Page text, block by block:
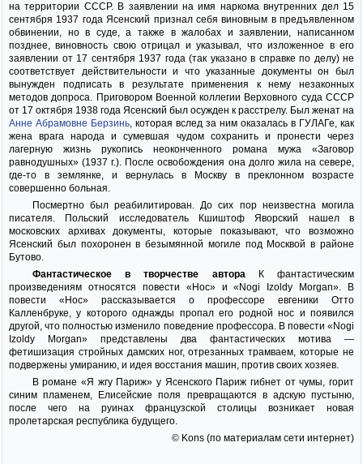
на территории СССР. В заявлении на имя наркома внутренних дел 15
сентября 1937 года Ясенский признал себя виновным в предъявленном
обвинении, но в суде, а также в жалобах и заявлении, написанном
позднее, виновность свою отрицал и указывал, что изложенное в его
заявлении от 17 сентября 1937 года (так указано в справке по делу) не
соответствует действительности и что указанные документы он был
вынужден подписать в результате применения к нему незаконных
методов допроса. Приговором Военной коллегии Верховного суда СССР
от 17 октября 1938 года Ясенский был осужден к расстрелу. Был женат на
Анне Абрамовне Берзинь, которая вслед за ним оказалась в ГУЛАГе, как
жена врага народа и сумевшая чудом сохранить и пронести через
лагерную жизнь рукопись неоконченного романа мужа «Заговор
равнодушных» (1937 г.). После освобождения она долго жила на севере,
где-то в землянке, и вернулась в Москву в преклонном возрасте
совершенно больная.
Посмертно был реабилитирован. До сих пор неизвестна могила
писателя. Польский исследователь Кшиштоф Яворский нашел в
московских архивах документы, которые показывают, что возможно
Ясенский был похоронен в безымянной могиле под Москвой в районе
Бутово.
Фантастическое в творчестве автораК фантастическим
произведениям относятся повести «Нос» и «Nogi Izoldy Morgan». В
повести «Нос» рассказывается о профессоре евгеники Отто
Калленбруке, у которого однажды пропал его родной нос и появился
другой, что полностью изменило поведение профессора. В повести «Nogi
Izoldy Morgan» представлены два фантастических мотива —
фетишизация стройных дамских ног, отрезанных трамваем, которые не
подвержены умиранию, и идея восстания машин, против своих хозяев.
В романе «Я жгу Париж» у Ясенского Париж гибнет от чумы, горит
синим пламенем, Елисейские поля превращаются в адскую пустыню,
после чего на руинах французской столицы возникает новая
пролетарская республика будущего.
© Kons (по материалам сети интернет)